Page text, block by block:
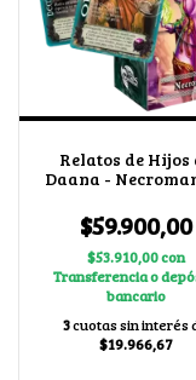
Relatos de Hijos
Daana -
$59.900,00
$53.910,00con
Transferencia o
bancario
3cuotas sin interés
$19.966,67